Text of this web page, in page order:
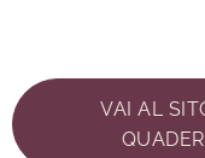
VAI AL